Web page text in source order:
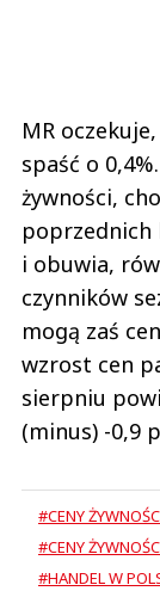
MR
spaść o
żywności,
poprzednich
i obuwia,
czynników
mogą zaś
wzrost cen
sierpniu
(minus) -0,9
#CENY
#CENY
#HANDEL W